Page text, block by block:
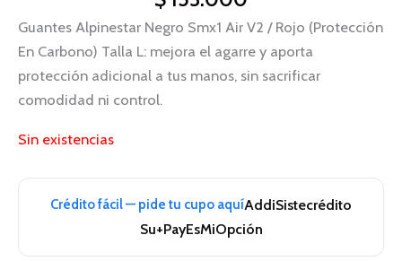
Guantes Alpinestar Negro Smx1 Air V2 / Rojo (Protección
En Carbono) Talla L: mejora el agarre y aporta
protección adicional a tus manos, sin sacrificar
comodidad ni control.
Sin existencias
Crédito fácil — pide tu cupo aquíAddiSistecrédito
Su+PayEsMiOpción